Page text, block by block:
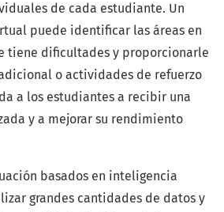
de cada estudiante. Un
puede identificar las áreas en
tiene dificultades y proporcionarle
o actividades de refuerzo
a los estudiantes a recibir una
y a mejorar su rendimiento
basados en inteligencia
grandes cantidades de datos y